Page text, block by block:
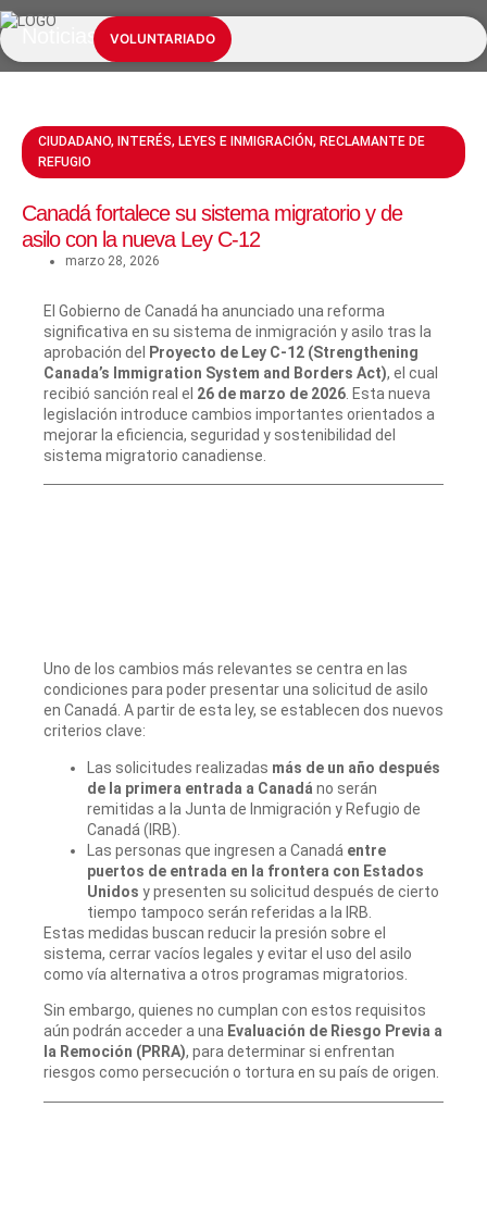
VOLUNTARIADO
Noticias
CIUDADANO, INTERÉS, LEYES E INMIGRACIÓN, RECLAMANTE DE
REFUGIO
Canadá fortalece su sistema migratorio y de
asilo con la nueva Ley C-12
marzo 28, 2026
El Gobierno de Canadá ha anunciado una reforma
significativa en su sistema de inmigración y asilo tras la
aprobación del
Proyecto de Ley C-12 (Strengthening
Canada’s Immigration System and Borders Act), el cual
recibió sanción real el 26 de marzo de 2026 . Esta nueva
legislación introduce cambios importantes orientados a
mejorar la eficiencia, seguridad y sostenibilidad del
sistema migratorio canadiense.
Uno de los cambios más relevantes se centra en las
condiciones para poder presentar una solicitud de asilo
en Canadá. A partir de esta ley, se establecen dos nuevos
criterios clave:
Las solicitudes realizadas más de un año después
de la primera entrada a Canadá no serán
remitidas a la Junta de Inmigración y Refugio de
Canadá (IRB).
Las personas que ingresen a Canadá entre
puertos de entrada en la frontera con Estados
Unidos y presenten su solicitud después de cierto
tiempo tampoco serán referidas a la IRB.
Estas medidas buscan reducir la presión sobre el
sistema, cerrar vacíos legales y evitar el uso del asilo
como vía alternativa a otros programas migratorios.
Sin embargo, quienes no cumplan con estos requisitos
aún podrán acceder a una Evaluación de Riesgo Previa a
la Remoción (PRRA), para determinar si enfrentan
riesgos como persecución o tortura en su país de origen.